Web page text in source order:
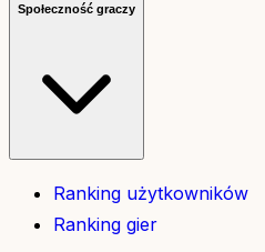
Społeczność graczy
Ranking użytkowników
Ranking gier